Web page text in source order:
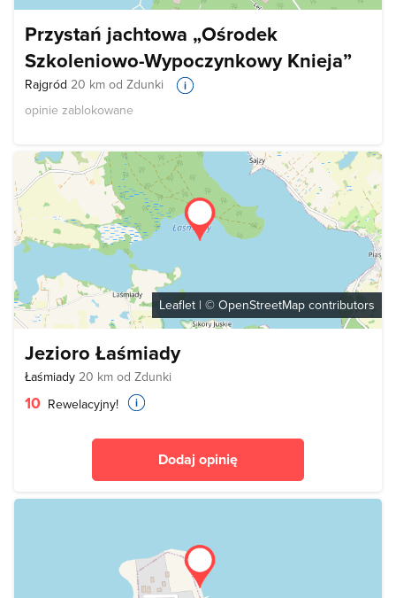
Przystań jachtowa „Ośrodek
Szkoleniowo-Wypoczynkowy Knieja”
Rajgród 20 km od Zdunki
opinie zablokowane
Leaflet | © OpenStreetMap contributors
Jezioro Łaśmiady
Łaśmiady 20 km od Zdunki
10 Rewelacyjny!
Dodaj opinię